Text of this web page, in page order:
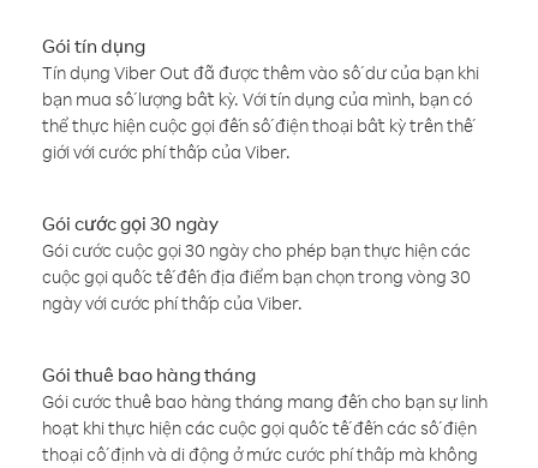
Gói tín dụng
Tín dụng Viber Out đã được thêm vào số dư của bạn khi
bạn mua số lượng bất kỳ. Với tín dụng của mình, bạn có
thể thực hiện cuộc gọi đến số điện thoại bất kỳ trên thế
giới với cước phí thấp của Viber.
Gói cước gọi 30 ngày
Gói cước cuộc gọi 30 ngày cho phép bạn thực hiện các
cuộc gọi quốc tế đến địa điểm bạn chọn trong vòng 30
ngày với cước phí thấp của Viber.
Gói thuê bao hàng tháng
Gói cước thuê bao hàng tháng mang đến cho bạn sự linh
hoạt khi thực hiện các cuộc gọi quốc tế đến các số điện
thoại cố định và di động ở mức cước phí thấp mà không